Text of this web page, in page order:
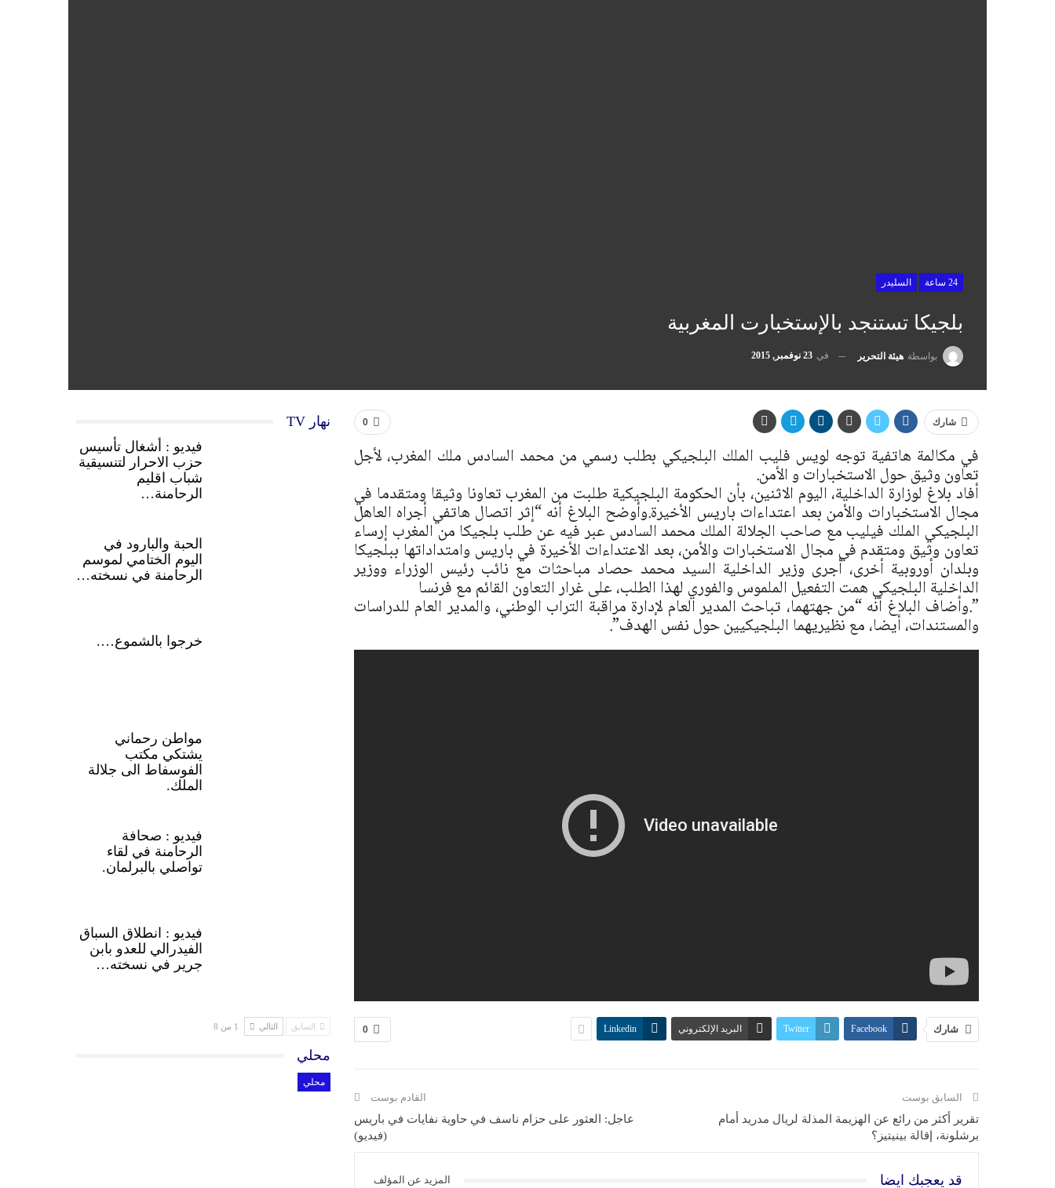
24 ساعة السليدر
بلجيكا تستنجد بالإستخبارت المغربية
بواسطة هيئة التحرير في 23 نوفمبر, 2015
0 شارك
في مكالمة هاتفية توجه لويس فليب الملك البلجيكي بطلب رسمي من محمد السادس ملك المغرب، لأجل
تعاون وثيق حول الاستخبارات و الأمن.
أفاد بلاغ لوزارة الداخلية، اليوم الاثنين، بأن الحكومة البلجيكية طلبت من المغرب تعاونا وثيقا ومتقدما في
مجال الاستخبارات والأمن بعد اعتداءات باريس الأخيرة.وأوضح البلاغ أنه “إثر اتصال هاتفي أجراه العاهل
البلجيكي الملك فيليب مع صاحب الجلالة الملك محمد السادس عبر فيه عن طلب بلجيكا من المغرب إرساء
تعاون وثيق ومتقدم في مجال الاستخبارات والأمن، بعد الاعتداءات الأخيرة في باريس وامتداداتها ببلجيكا
وبلدان أوروبية أخرى، أجرى وزير الداخلية السيد محمد حصاد مباحثات مع نائب رئيس الوزراء ووزير
الداخلية البلجيكي همت التفعيل الملموس والفوري لهذا الطلب، على غرار التعاون القائم مع فرنسا
”.وأضاف البلاغ أنه “من جهتهما، تباحث المدير العام لإدارة مراقبة التراب الوطني، والمدير العام للدراسات
والمستندات، أيضا، مع نظيريهما البلجيكيين حول نفس الهدف”.
0 شارك Facebook
Twitter البريد الإلكتروني Linkedin
السابق بوست
تقرير أكثر من رائع عن الهزيمة المذلة لريال مدريد أمام
برشلونة، إقالة بينيتيز؟
القادم بوست
عاجل: العثور على حزام ناسف في حاوية نفايات في باريس
(فيديو)
قد يعجبك ايضا المزيد عن المؤلف
نهار TV
فيديو : أشغال تأسيس
حزب الاحرار لتنسيقية
شباب اقليم
الرحامنة…
الحبة والبارود في
اليوم الختامي لموسم
الرحامنة في نسخته…
خرجوا بالشموع….
مواطن رحماني
يشتكي مكتب
الفوسفاط الى جلالة
الملك.
فيديو : صحافة
الرحامنة في لقاء
تواصلي بالبرلمان.
فيديو : انطلاق السباق
الفيدرالي للعدو بابن
جرير في نسخته…
السابق التالي 1 من 8
محلي
محلي